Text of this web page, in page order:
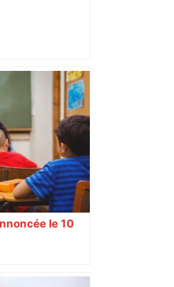
pour
par Tourcoing,
la clé –
le 10